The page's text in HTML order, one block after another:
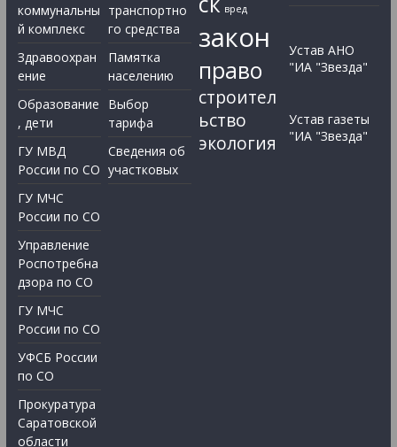
коммунальны
й комплекс
Здравоохран
ение
Образование
, дети
ГУ МВД
России по СО
ГУ МЧС
России по СО
Управление
Роспотребна
дзора по СО
ГУ МЧС
России по СО
УФСБ России
по СО
Прокуратура
Саратовской
области
транспортно
го средства
Памятка
населению
Выбор
тарифа
Сведения об
участковых
вред
закон
право
строител
ьство
экология
Устав АНО
"ИА "Звезда"
Устав газеты
"ИА "Звезда"